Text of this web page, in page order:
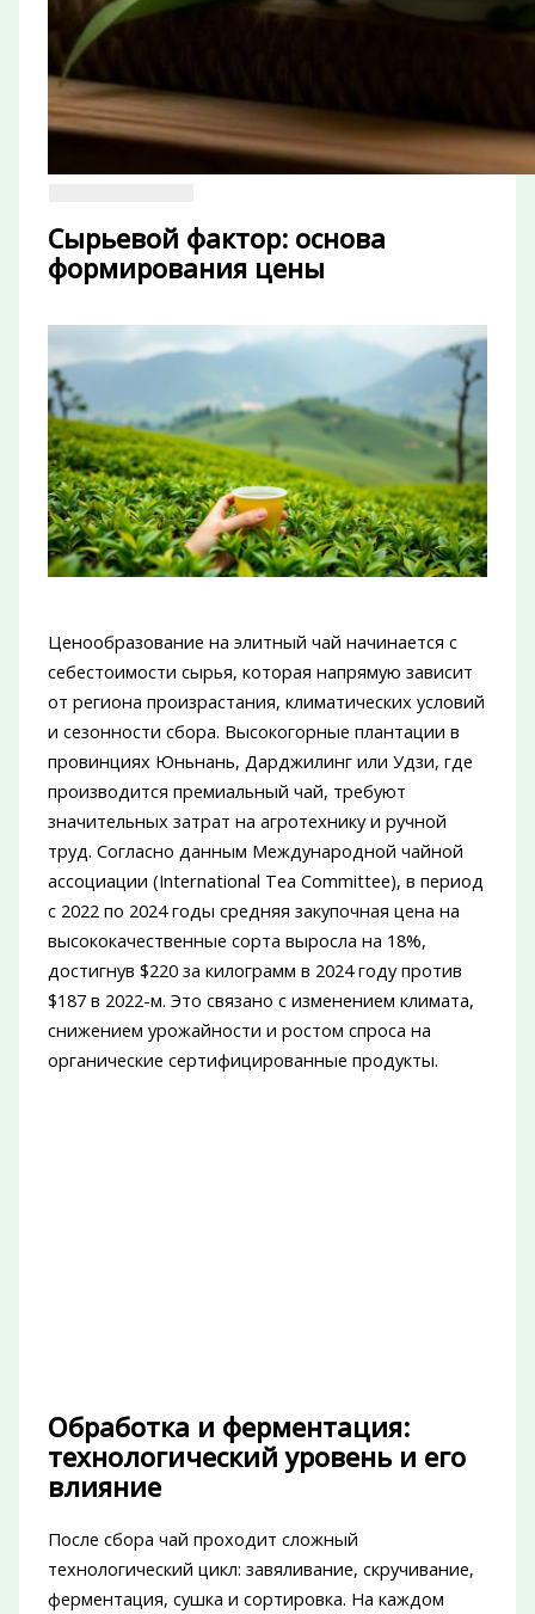
Сырьевой фактор: основа
формирования цены
Ценообразование на элитный чай начинается с
себестоимости сырья, которая напрямую зависит
от региона произрастания, климатических условий
и сезонности сбора. Высокогорные плантации в
провинциях Юньнань, Дарджилинг или Удзи, где
производится премиальный чай, требуют
значительных затрат на агротехнику и ручной
труд. Согласно данным Международной чайной
ассоциации (International Tea Committee), в период
с 2022 по 2024 годы средняя закупочная цена на
высококачественные сорта выросла на 18%,
достигнув $220 за килограмм в 2024 году против
$187 в 2022-м. Это связано с изменением климата,
снижением урожайности и ростом спроса на
органические сертифицированные продукты.
Обработка и ферментация:
технологический уровень и его
влияние
После сбора чай проходит сложный
технологический цикл: завяливание, скручивание,
ферментация, сушка и сортировка. На каждом